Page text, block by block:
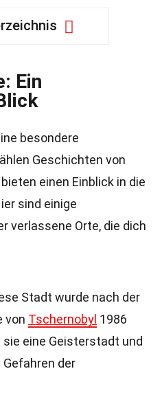
Ein
besondere
Geschichten von
einen Einblick in die
sind einige
verlassene Orte, die dich
Stadt wurde nach der
von Tschernobyl 1986
eine Geisterstadt und
der